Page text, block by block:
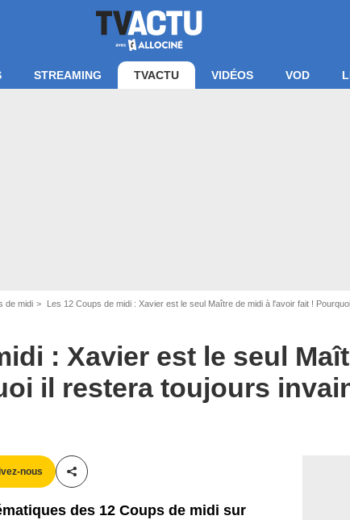
STREAMING TVACTU VIDÉOS VOD
de midi Les 12 Coups de midi : Xavier est le seul Maître de midi à l'avoir fait !
: Xavier est le seul
il restera toujours
nous
Partager cet article
des 12 Coups de midi sur